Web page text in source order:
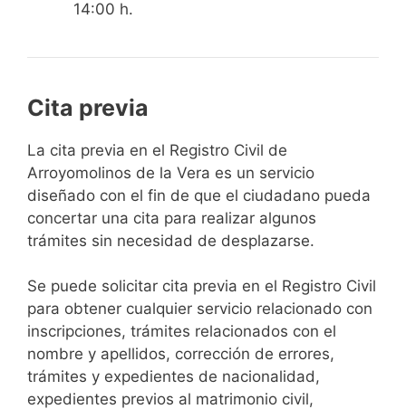
14:00 h.
Cita previa
​​​​​​​​​​​​​​​​​​​​​​​​​​​​La cita previa en el Registro Civil de
Arroyomolinos de la Vera es un servicio
diseñado con el fin de que el ciudadano pueda
concertar una cita para realizar algunos
trámites sin necesidad de desplazarse.​
Se puede solicitar cita previa en el Registro Civil
para obtener cualquier servicio relacionado con
inscripciones, trámites relacionados con el
nombre y apellidos, corrección de errores,
trámites y expedientes de nacionalidad,
expedientes previos al matrimonio civil,